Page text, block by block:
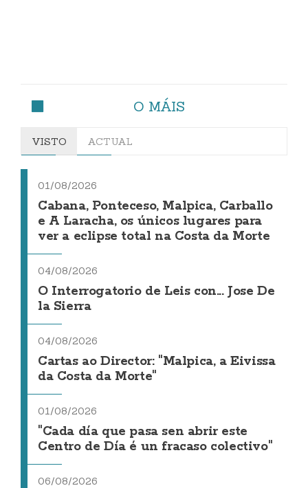
O MÁIS
VISTO ACTUAL
01/08/2026
Cabana, Ponteceso, Malpica, Carballo
e A Laracha, os únicos lugares para
ver a eclipse total na Costa da Morte
04/08/2026
O Interrogatorio de Leis con... Jose De
la Sierra
04/08/2026
Cartas ao Director: "Malpica, a Eivissa
da Costa da Morte"
01/08/2026
"Cada día que pasa sen abrir este
Centro de Día é un fracaso colectivo"
06/08/2026